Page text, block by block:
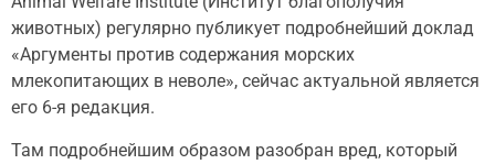
животных) регулярно публикует подробнейший доклад
«Аргументы против содержания морских
млекопитающих в неволе», сейчас актуальной является
его 6-я редакция.
Там подробнейшим образом разобран вред, который